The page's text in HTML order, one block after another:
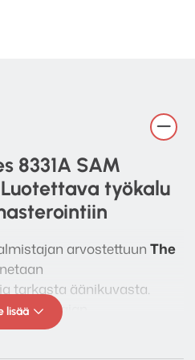
8331A SAM
työkalu
arvostettuun The
tarkasta äänikuvasta.
laajan
stereokuvan
lisää